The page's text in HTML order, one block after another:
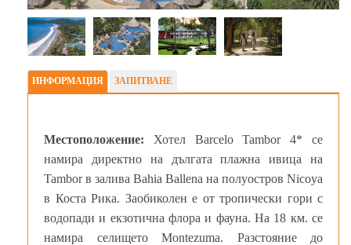
ИНФОРМАЦИЯ ЗАПИТВАНЕ
Местоположение: Хотел Barcelo Tambor 4* се
намира директно на дългата плажна ивица на
Tambor в залива Bahia Ballena на полуостров Nicoya
в Коста Рика. Заобиколен е от тропически гори с
водопади и екзотична флора и фауна. На 18 км. се
намира селището Montezuma. Разстояние до